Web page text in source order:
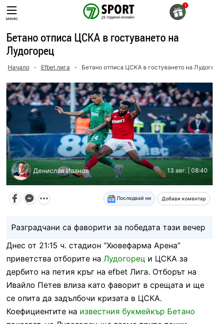
Skip
toменю
Бетано отписа ЦСКА в гостуването на
Лудогорец
Начало - Efbet лига - Бетано отписа ЦСКА в гостуването на
Денислав Иванов 13 авг. | 08:40
Последвай ни Добави коментар
Разградчани са фаворити за победата тази вечер
Днес от 21:15 ч. стадион “Хювефарма Арена”
приветства отборите на Лудогорец и ЦСКА за
дербито на петия кръг на efbet Лига. Отборът на
Ивайло Петев влиза като фаворит в срещата и ще
се опита да задълбочи кризата в ЦСКА.
Коефициентите на известния букмейкър Бетано